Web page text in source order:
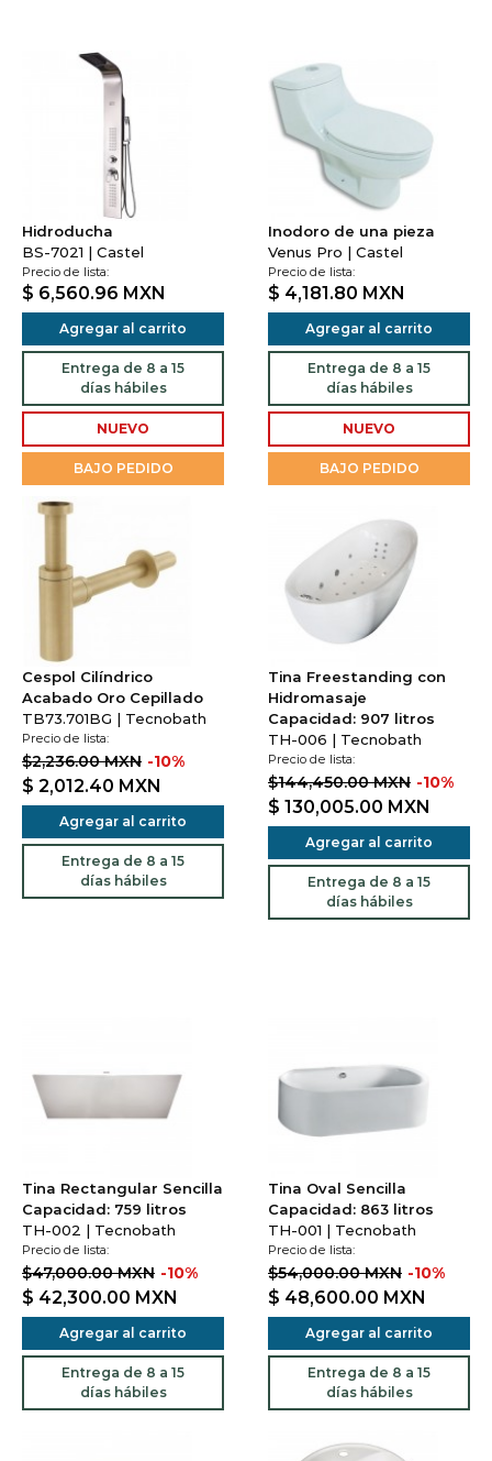
Hidroducha
BS-7021 | Castel
Precio de lista:
$ 6,560.96 MXN
Agregar al carrito
Entrega de 8 a 15
días hábiles
NUEVO
BAJO PEDIDO
Inodoro de una pieza
Venus Pro | Castel
Precio de lista:
$ 4,181.80 MXN
Agregar al carrito
Entrega de 8 a 15
días hábiles
NUEVO
BAJO PEDIDO
Cespol Cilíndrico
Acabado Oro Cepillado
TB73.701BG | Tecnobath
Precio de lista:
$2,236.00 MXN -10%
$ 2,012.40 MXN
Agregar al carrito
Entrega de 8 a 15
días hábiles
Tina Freestanding con
Hidromasaje
Capacidad: 907 litros
TH-006 | Tecnobath
Precio de lista:
$144,450.00 MXN -10%
$ 130,005.00 MXN
Agregar al carrito
Entrega de 8 a 15
días hábiles
Tina Rectangular Sencilla
Capacidad: 759 litros
TH-002 | Tecnobath
Precio de lista:
$47,000.00 MXN -10%
$ 42,300.00 MXN
Agregar al carrito
Entrega de 8 a 15
días hábiles
Tina Oval Sencilla
Capacidad: 863 litros
TH-001 | Tecnobath
Precio de lista:
$54,000.00 MXN -10%
$ 48,600.00 MXN
Agregar al carrito
Entrega de 8 a 15
días hábiles